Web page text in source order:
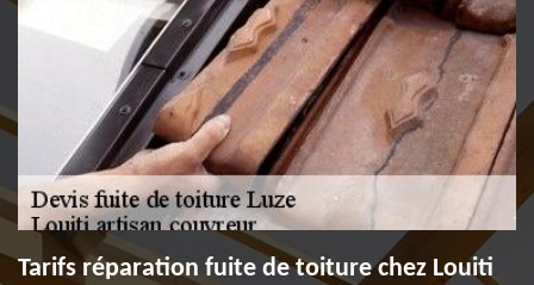
Tarifs réparation fuite de toiture chez Louiti